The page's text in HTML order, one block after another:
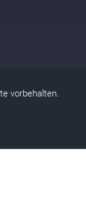
vorbehalten.